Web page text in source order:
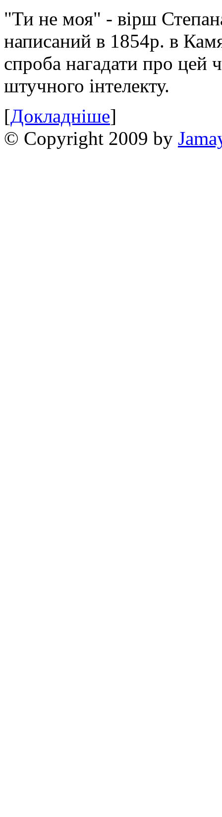
"Ти не моя" - вірш
написаний в 1854р. в
спроба нагадати про цей
штучного інтелекту.
[Докладніше]
© Copyright 2009 by